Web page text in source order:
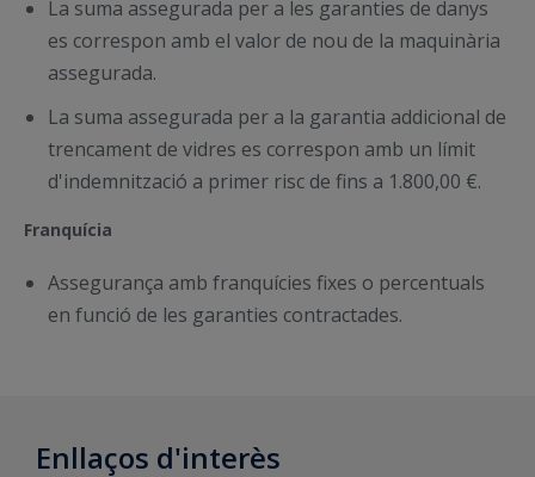
La suma assegurada per a les garanties de danys
es correspon amb el valor de nou de la maquinària
assegurada.
La suma assegurada per a la garantia addicional de
trencament de vidres es correspon amb un límit
d'indemnització a primer risc de fins a 1.800,00 €.
Franquícia
Assegurança amb franquícies fixes o percentuals
en funció de les garanties contractades.
Enllaços d'interès